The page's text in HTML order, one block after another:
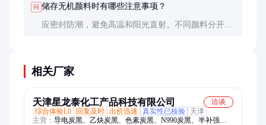
问 储存无机颜料时有哪些注意事项？
应密封防潮，避免高温和阳光直射。不同颜料分开存
相关厂家
天津星龙泰化工产品科技有限公司
洽谈
综合体验L0
回复及时 出价迅速 真实性已核验
天津
主营： 导电炭黑、乙炔炭黑、色素炭黑、N990炭黑、半补强炭